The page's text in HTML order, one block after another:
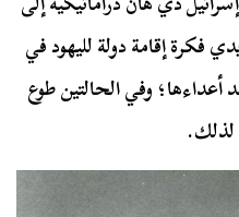
إقامة دولة لليهود في
وفي الحالتين طوع
لذلك.